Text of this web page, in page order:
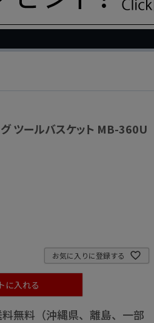
ツールバスケット MB-360U
お気に入りに登録する
に入れる
無料（沖縄県、離島、一部